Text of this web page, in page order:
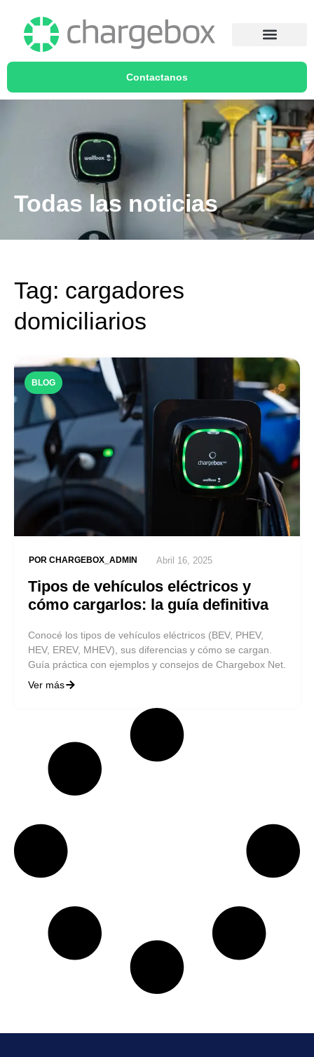
Contactanos
Todas las noticias
Tag: cargadores
domiciliarios
BLOG
POR CHARGEBOX_ADMIN Abril 16, 2025
Tipos de vehículos eléctricos y
cómo cargarlos: la guía definitiva
Conocé los tipos de vehículos eléctricos (BEV, PHEV,
HEV, EREV, MHEV), sus diferencias y cómo se cargan.
Guía práctica con ejemplos y consejos de Chargebox Net.
Ver más